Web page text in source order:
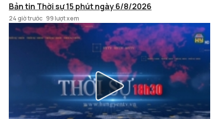
Bản tin Thời sự 15 phút ngày 6/8/2026
24 giờ trước 99 lượt xem